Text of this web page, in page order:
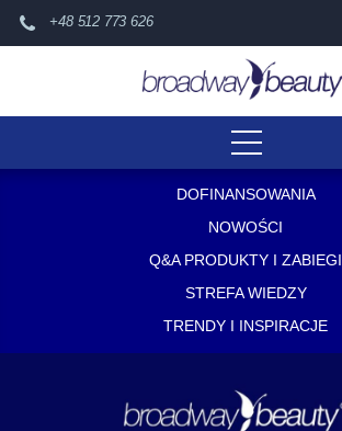
+48 512 773 626
DOFINANSOWANIA
NOWOŚCI
Q&A PRODUKTY I ZABIEGI
STREFA WIEDZY
TRENDY I INSPIRACJE